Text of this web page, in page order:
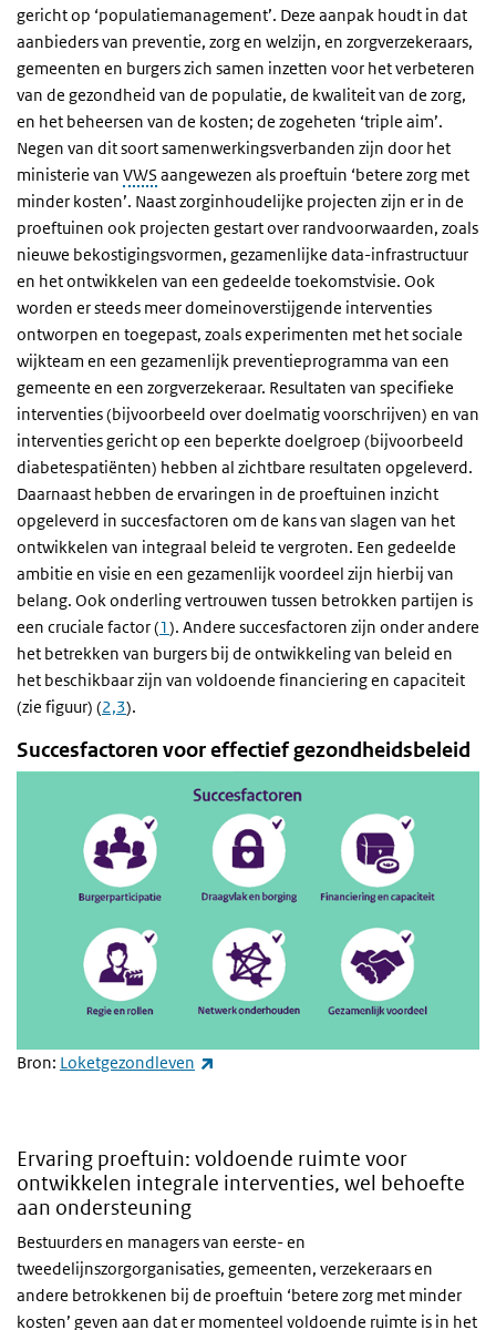
gericht op ‘populatiemanagement’. Deze aanpak houdt in dat
aanbieders van preventie, zorg en welzijn, en zorgverzekeraars,
gemeenten en burgers zich samen inzetten voor het verbeteren
van de gezondheid van de populatie, de kwaliteit van de zorg,
en het beheersen van de kosten; de zogeheten ‘triple aim’.
Negen van dit soort samenwerkingsverbanden zijn door het
ministerie van VWS aangewezen als proeftuin ‘betere zorg met
minder kosten’. Naast zorginhoudelijke projecten zijn er in de
proeftuinen ook projecten gestart over randvoorwaarden, zoals
nieuwe bekostigingsvormen, gezamenlijke data-infrastructuur
en het ontwikkelen van een gedeelde toekomstvisie. Ook
worden er steeds meer domeinoverstijgende interventies
ontworpen en toegepast, zoals experimenten met het sociale
wijkteam en een gezamenlijk preventieprogramma van een
gemeente en een zorgverzekeraar. Resultaten van specifieke
interventies (bijvoorbeeld over doelmatig voorschrijven) en van
interventies gericht op een beperkte doelgroep (bijvoorbeeld
diabetespatiënten) hebben al zichtbare resultaten opgeleverd.
Daarnaast hebben de ervaringen in de proeftuinen inzicht
opgeleverd in succesfactoren om de kans van slagen van het
ontwikkelen van integraal beleid te vergroten. Een gedeelde
ambitie en visie en een gezamenlijk voordeel zijn hierbij van
belang. Ook onderling vertrouwen tussen betrokken partijen is
een cruciale factor (1). Andere succesfactoren zijn onder andere
het betrekken van burgers bij de ontwikkeling van beleid en
het beschikbaar zijn van voldoende financiering en capaciteit
(zie figuur) (2,3).
Succesfactoren voor effectief gezondheidsbeleid
Bron: Loketgezondleven
Ervaring proeftuin: voldoende ruimte voor
ontwikkelen integrale interventies, wel behoefte
aan ondersteuning
Bestuurders en managers van eerste- en
tweedelijnszorgorganisaties, gemeenten, verzekeraars en
andere betrokkenen bij de proeftuin ‘betere zorg met minder
kosten’ geven aan dat er momenteel voldoende ruimte is in het